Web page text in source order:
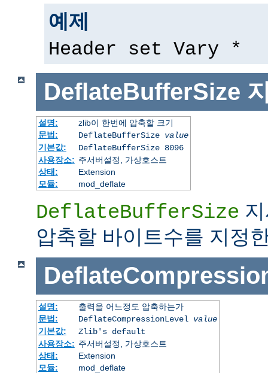
예제
Header set Vary *
DeflateBufferSize
설명:
zlib이 한번에 압축할 크기
문법:
DeflateBufferSize value
기본값:
DeflateBufferSize 8096
사용장소: 주서버설정, 가상호스트
상태:
Extension
모듈:
mod_deflate
DeflateBufferSize
압축할 바이트수를 지정
설명:
출력을 어느정도 압축하는가
문법:
DeflateCompressionLevel value
기본값:
Zlib's default
사용장소: 주서버설정, 가상호스트
상태:
Extension
모듈:
mod_deflate